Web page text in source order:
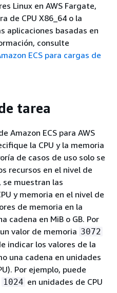
Linux en AWS Fargate,
de CPU X86_64 o la
aplicaciones basadas en
consulte
ECS para cargas de
tarea
Amazon ECS para AWS
la CPU y la memoria
de casos de uso solo se
recursos en el nivel de
muestran las
y memoria en el nivel de
de memoria en la
cadena en MiB o GB. Por
valor de memoria 3072
indicar los valores de la
una cadena en unidades
Por ejemplo, puede
1024 en unidades de CPU